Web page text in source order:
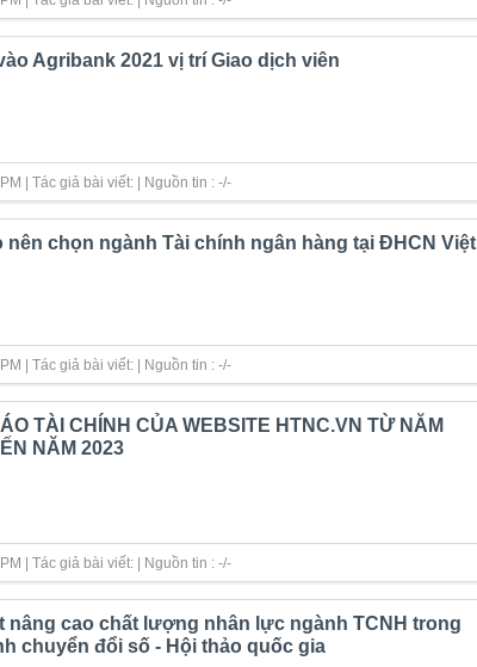
Agribank 2021 vị trí Giao dịch viên
| Tác giả bài viết: | Nguồn tin : -/-
nên chọn ngành Tài chính ngân hàng tại ĐHCN Việt
| Tác giả bài viết: | Nguồn tin : -/-
TÀI CHÍNH CỦA WEBSITE HTNC.VN TỪ NĂM
NĂM 2023
| Tác giả bài viết: | Nguồn tin : -/-
nâng cao chất lượng nhân lực ngành TCNH trong
chuyển đổi số - Hội thảo quốc gia